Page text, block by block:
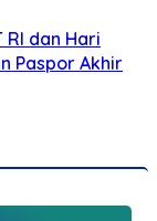
dan Hari
Paspor Akhir